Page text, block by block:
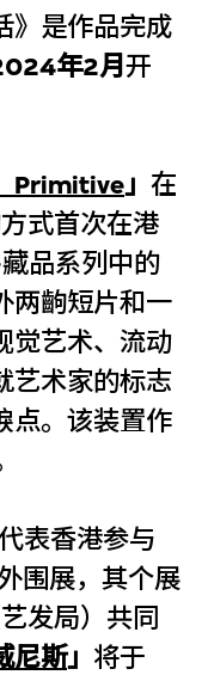
》是作品完成
年2月开
Primitive」在
式首次在港
品系列中的
两齣短片和一
觉艺术、流动
艺术家的标志
点。该装置作
表香港参与
围展，其个展
发局）共同
尼斯」 将于